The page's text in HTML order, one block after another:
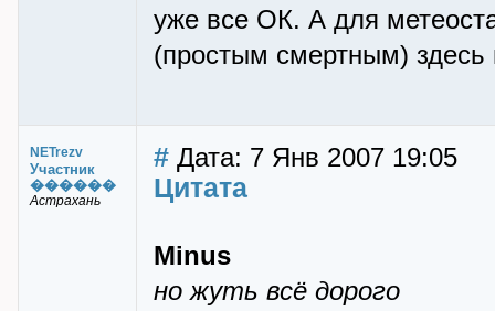
уже все ОК. А для
(простым смертным)
NETrezv
Участник
������
Астрахань
# Дата: 7 Янв 2007 19:05
Цитата
Minus
но жуть всё дорого